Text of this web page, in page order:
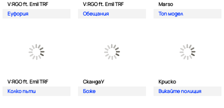
V:RGO ft. Emil TRF
Еуфория
V:RGO ft. Emil TRF
Обещания
Marso
Топ модел
V:RGO ft. Emil TRF
Колко пъти
СкандаУ
Боже
Криско
Викайте полиция